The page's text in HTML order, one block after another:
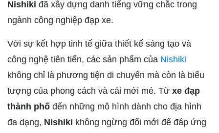
Nishiki đã xây dựng danh tiếng vững chắc trong
ngành công nghiệp đạp xe.
Với sự kết hợp tinh tế giữa thiết kế sáng tạo và
công nghệ tiên tiến, các sản phẩm của Nishiki
không chỉ là phương tiện di chuyển mà còn là biểu
tượng của phong cách và cái mới mẻ. Từ xe đạp
thành phố đến những mô hình dành cho địa hình
đa dạng, Nishiki không ngừng đổi mới để đáp ứng